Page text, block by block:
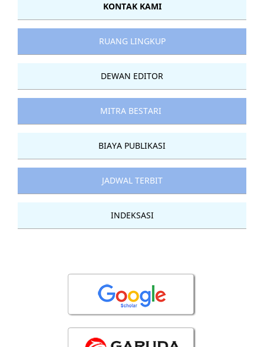
KONTAK KAMI
RUANG LINGKUP
DEWAN EDITOR
MITRA BESTARI
BIAYA PUBLIKASI
JADWAL TERBIT
INDEKSASI